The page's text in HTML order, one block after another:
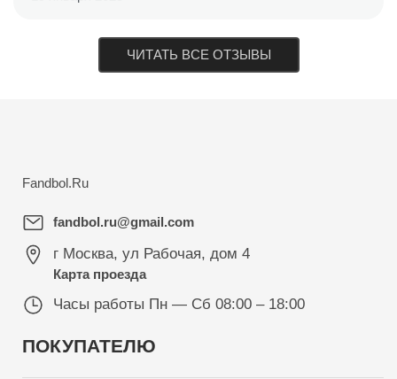
ЧИТАТЬ ВСЕ ОТЗЫВЫ
Fandbol.Ru
fandbol.ru@gmail.com
г Москва, ул Рабочая, дом 4
Карта проезда
Часы работы Пн — Сб 08:00 – 18:00
ПОКУПАТЕЛЮ